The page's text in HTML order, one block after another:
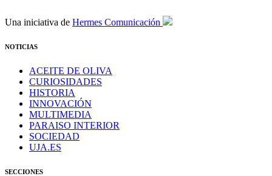
Una iniciativa de Hermes Comunicación
NOTICIAS
ACEITE DE OLIVA
CURIOSIDADES
HISTORIA
INNOVACIÓN
MULTIMEDIA
PARAISO INTERIOR
SOCIEDAD
UJA.ES
SECCIONES